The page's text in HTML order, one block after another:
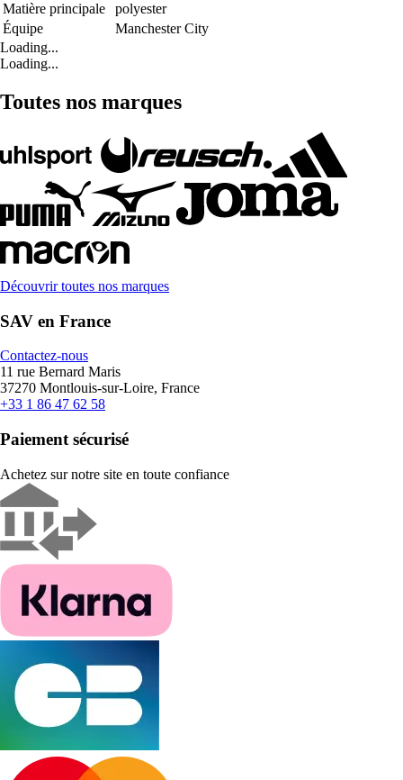
Matière principale
polyester
Équipe
Manchester City
Loading...
Loading...
Toutes nos marques
Découvrir toutes nos marques
SAV en France
Contactez-nous
11 rue Bernard Maris
37270 Montlouis-sur-Loire, France
+33 1 86 47 62 58
Paiement sécurisé
Achetez sur notre site en toute confiance